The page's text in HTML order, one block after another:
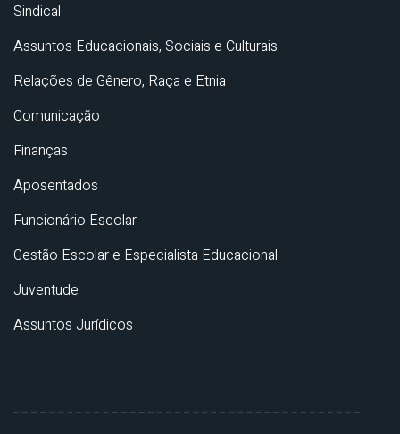
Sindical
Assuntos Educacionais, Sociais e Culturais
Relações de Gênero, Raça e Etnia
Comunicação
Finanças
Aposentados
Funcionário Escolar
Gestão Escolar e Especialista Educacional
Juventude
Assuntos Jurídicos